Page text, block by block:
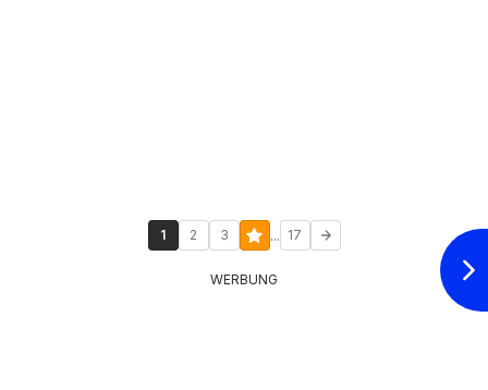
1 2 3 ... 17
WERBUNG